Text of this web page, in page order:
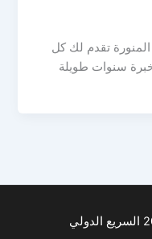
تقدم لك كل
خبرة سنوات طويلة